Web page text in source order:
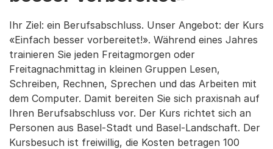
Ihr Ziel: ein Berufsabschluss. Unser Angebot: der Kurs
«Einfach besser vorbereitet!». Während eines Jahres
trainieren Sie jeden Freitagmorgen oder
Freitagnachmittag in kleinen Gruppen Lesen,
Schreiben, Rechnen, Sprechen und das Arbeiten mit
dem Computer. Damit bereiten Sie sich praxisnah auf
Ihren Berufsabschluss vor. Der Kurs richtet sich an
Personen aus Basel-Stadt und Basel-Landschaft. Der
Kursbesuch ist freiwillig, die Kosten betragen 100